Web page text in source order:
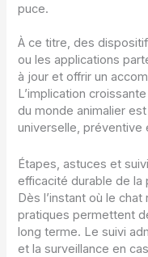
puce.
À ce titre, des
ou les applications
à jour et offrir un
L’implication
du monde animalier
universelle, préventive
Étapes, astuces et
efficacité durable de la
Dès l’instant où le
pratiques permettent
long terme. Le suivi
et la surveillance en